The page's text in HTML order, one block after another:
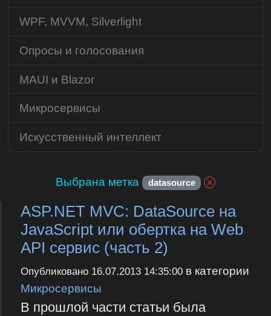
Выбрана метка datasource
ASP.NET MVC: DataSource на
JavaScript или обертка на Web
API сервис (часть 2)
Опубликовано 16.07.2013 14:35:00в категории
Микросервисы
В прошлой части статьи была
WPF, MVVM, Silverlight
Опросы и голосования
MAUI и Blazor
Микросервисы
Искусственный интеллект